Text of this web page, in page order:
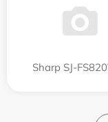
Sharp SJ-